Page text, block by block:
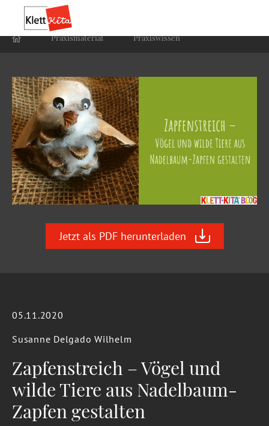
Praxis­material Praxis­wissen
Jetzt als PDF herunterladen
05.11.2020
Susanne Delgado Wilhelm
Zapfenstreich – Vögel und
wilde Tiere aus Nadelbaum-
Zapfen gestalten